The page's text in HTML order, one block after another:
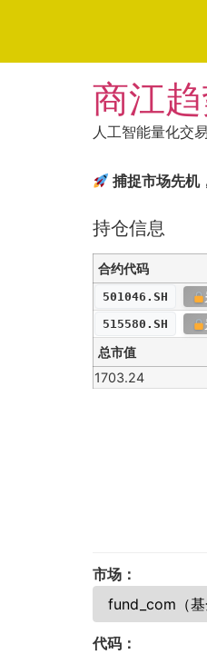
商江
人工智能量化交
捕捉市场先机
持仓信息
合约代码
501046.SH
515580.SH
总市值
1703.24
市场：
代码：